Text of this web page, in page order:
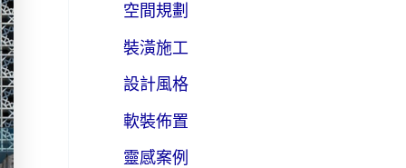
空間規劃
裝潢施工
設計風格
軟裝佈置
靈感案例